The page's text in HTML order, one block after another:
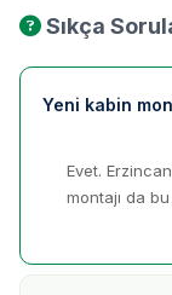
Sıkça
Yeni kabin
Evet.
montajı da